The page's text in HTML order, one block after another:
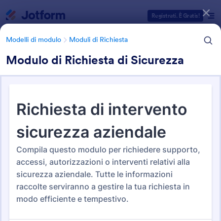
Registrati. È Gratis!
Modelli di modulo Moduli di Richiesta
Modulo di Richiesta di Sicurezza
Modelli di modulo Moduli di Richiesta
Moduli di Richiesta
Categorie Template Moduli